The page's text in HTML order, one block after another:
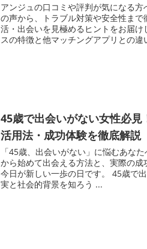
アンジュの口コミや評判が気になる
の声から、トラブル対策や安全性ま
活・出会いを見極めるヒントをお届
スの特徴と他マッチングアプリとの違
45歳で出会いがない女性必
活用法・成功体験を徹底解説
「45歳、出会いがない」に悩むあな
から始めて出会える方法と、実際の成
今日が新しい一歩の日です。 45歳で
実と社会的背景を知ろう ...